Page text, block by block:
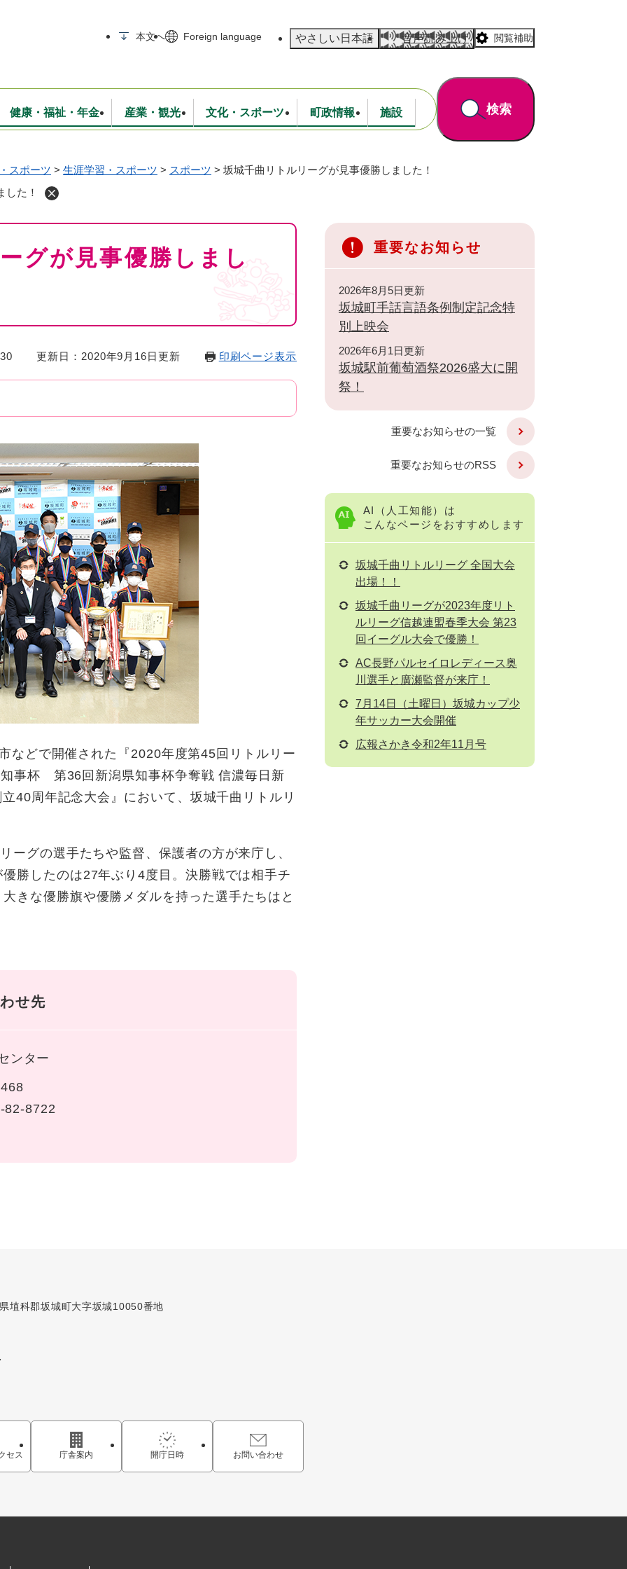
本文へ Foreign language やさしい日本語 音声読み上げ 閲覧補助
線 消防・救急 生活環境
道路・公園
衛生
学校・教育
健康・福祉・年金
保険・年金
産業・観光
入札・契約 観光・特産
文化・スポーツ 町政情報
て 統計情報 広報・広聴
財政
施設 検索
スポーツ > 生涯学習・スポーツ > スポーツ > 坂城千曲リトルリーグが見事優勝しました！
した！
グが見事優勝しまし
更新日：2020年9月16日更新 印刷ページ表示
どで開催された『2020年度第45回リトルリー
事杯 第36回新潟県知事杯争奪戦 信濃毎日新
40周年記念大会』において、坂城千曲リトルリ
グの選手たちや監督、保護者の方が来庁し、
勝したのは27年ぶり4度目。決勝戦では相手チ
きな優勝旗や優勝メダルを持った選手たちはと
せ先
ンター
82-8722
重要なお知らせ
2026年8月5日更新
坂城町手話言語条例制定記念特
別上映会
2026年6月1日更新
坂城駅前葡萄酒祭2026盛大に開
祭！
重要なお知らせの一覧
重要なお知らせのRSS
AI（人工知能）は
こんなページをおすすめします
坂城千曲リトルリーグ 全国大会
出場！！
坂城千曲リーグが2023年度リト
ルリーグ信越連盟春季大会 第23
回イーグル大会で優勝！
AC長野パルセイロレディース奥
川選手と廣瀬監督が来庁！
7月14日（土曜日）坂城カップ少
年サッカー大会開催
広報さかき令和2年11月号
科郡坂城町大字坂城10050番地
セス 庁舎案内 開庁日時 お問い合わせ